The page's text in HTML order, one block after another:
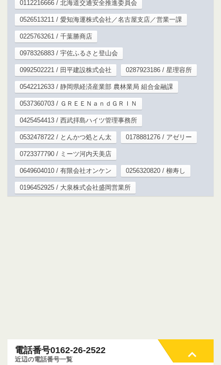
0112216666 / 北海道交通安全推進委員会
0526513211 / 愛知海運株式会社／名古屋支店／営業一課
0225763261 / 千葉勝商店
0978326883 / 宇佐ふるさと登山会
0992502221 / 田平建設株式会社 0287923186 / 星理容所
0542212633 / 静岡県経済産業部 農林業局 組合金融課
0537360703 / ＧＲＥＥＮａｎｄＧＲＩＮ
0425454413 / 西武拝島ハイツ管理事務所
0532478722 / とんかつ処とん太 0178881276 / アゼリー
0723377790 / ミーツ河内天美店
0649604010 / 有限会社オンケン 0256320820 / 柳寿し
0196452925 / 大泉株式会社盛岡営業所
電話番号0162-26-2522
近辺の電話番号一覧